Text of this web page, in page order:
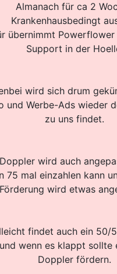
Almanach für ca 2
Krankenhausbedingt
übernimmt
Support in der
wird sich drum
und Werbe-Ads wieder
zu uns findet.
wird auch
75 mal einzahlen kann
Förderung wird etwas
findet auch ein 50/
wenn es klappt sollte
Doppler fördern.